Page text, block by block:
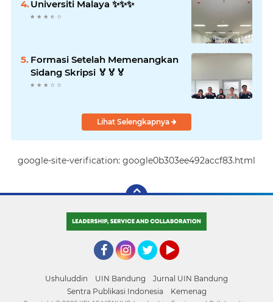
Universiti Malaya ✨️✨️✨️
Formasi Setelah Memenangkan
Sidang Skripsi 🏅🏅🏅
Lihat Selengkapnya
google-site-verification: google0b303ee492accf83.html
Ushuluddin UIN Bandung
Jurnal UIN Bandung
Sentra Publikasi Indonesia
Kemenag